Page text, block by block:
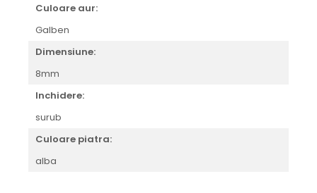
Culoare aur:
Galben
Dimensiune:
8mm
Inchidere:
surub
Culoare piatra:
alba